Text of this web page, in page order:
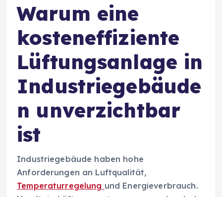
Warum eine
kosteneffiziente
Lüftungsanlage in
Industriegebäude
n unverzichtbar
ist
Industriegebäude haben hohe
Anforderungen an Luftqualität,
Temperaturregelung und Energieverbrauch.